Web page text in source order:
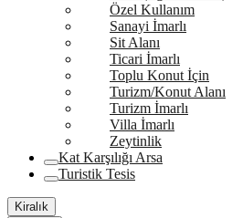
Özel Kullanım
Sanayi İmarlı
Sit Alanı
Ticari İmarlı
Toplu Konut İçin
Turizm/Konut Alanı
Turizm İmarlı
Villa İmarlı
Zeytinlik
Kat Karşılığı Arsa
Turistik Tesis
Kiralık